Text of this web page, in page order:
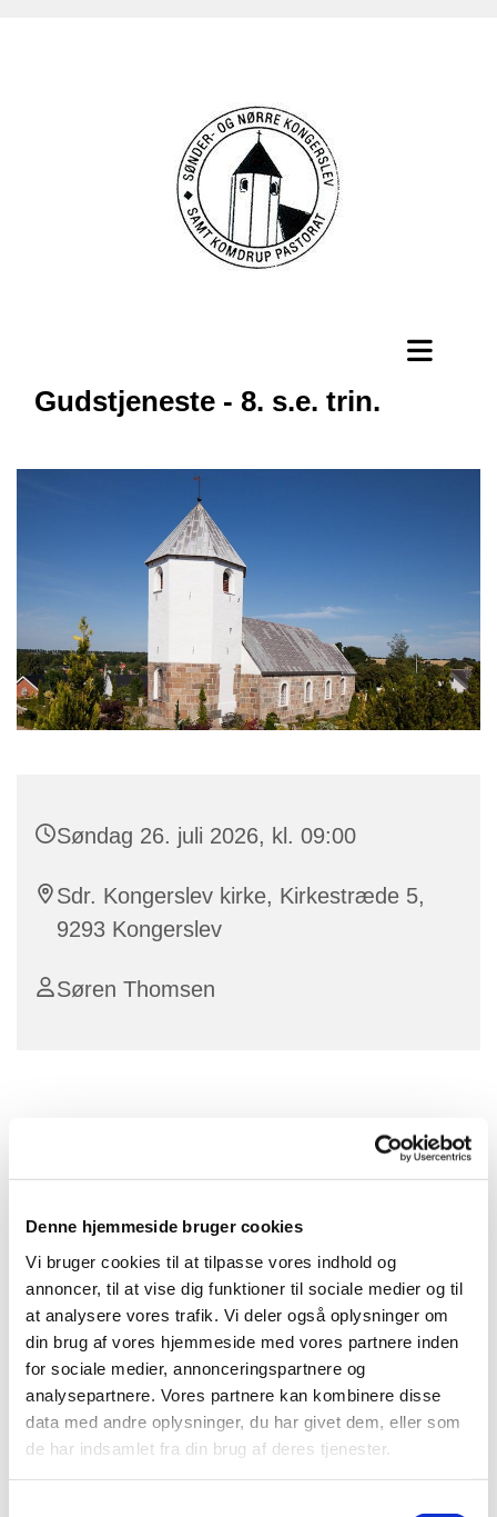
Denne hjemmeside bruger cookies
Vi bruger cookies til at tilpasse vores indhold og
annoncer, til at vise dig funktioner til sociale medier og til
at analysere vores trafik. Vi deler også oplysninger om
din brug af vores hjemmeside med vores partnere inden
for sociale medier, annonceringspartnere og
analysepartnere. Vores partnere kan kombinere disse
data med andre oplysninger, du har givet dem, eller som
de har indsamlet fra din brug af deres tjenester.
Gudstjeneste - 8. s.e. trin.
Søndag 26. juli 2026, kl. 09:00
Sdr. Kongerslev kirke, Kirkestræde 5,
9293 Kongerslev
Søren Thomsen